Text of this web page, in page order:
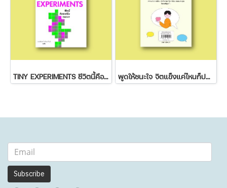
TINY EXPERIMENTS ชีวิตนี้คือเวอร์ชั่นทดลอง พูดให้ชนะใจ จิตแข็งแค่ไหนก็ปฏิเสธไม่ลง
Subscribe